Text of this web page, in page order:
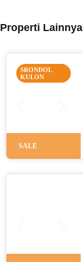
Properti Lainnya
SRONDOL
KULON
SALE